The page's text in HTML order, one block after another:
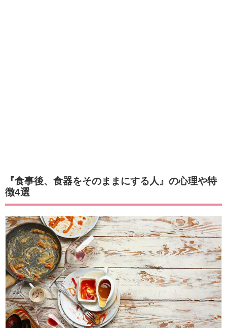
『食事後、食器をそのままにする人』の心理や特
徴4選